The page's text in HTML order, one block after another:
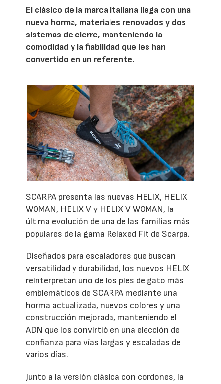
El clásico de la marca italiana llega con una
nueva horma, materiales renovados y dos
sistemas de cierre, manteniendo la
comodidad y la fiabilidad que les han
convertido en un referente.
SCARPA presenta las nuevas HELIX, HELIX
WOMAN, HELIX V y HELIX V WOMAN, la
última evolución de una de las familias más
populares de la gama Relaxed Fit de Scarpa.
Diseñados para escaladores que buscan
versatilidad y durabilidad, los nuevos HELIX
reinterpretan uno de los pies de gato más
emblemáticos de SCARPA mediante una
horma actualizada, nuevos colores y una
construcción mejorada, manteniendo el
ADN que los convirtió en una elección de
confianza para vías largas y escaladas de
varios días.
Junto a la versión clásica con cordones, la